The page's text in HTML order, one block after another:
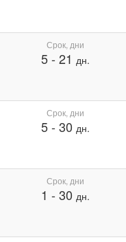
Срок, дни
5- 21 дн.
Срок, дни
5- 30 дн.
Срок, дни
1 - 30 дн.